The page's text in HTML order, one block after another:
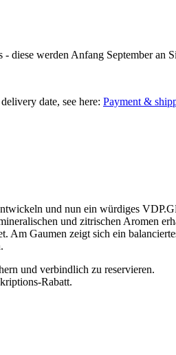
diese werden Anfang September an
date, see here: Payment &
und nun ein würdiges
und zitrischen Aromen
Am Gaumen zeigt sich ein
und verbindlich zu reservieren.
Rabatt.